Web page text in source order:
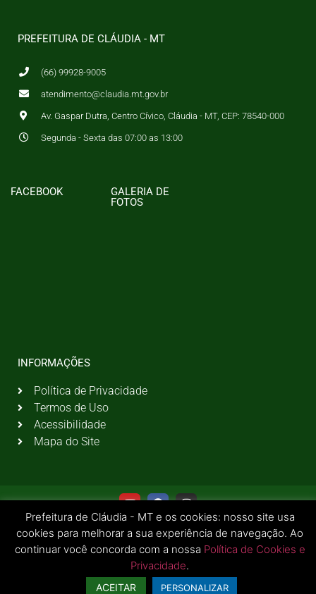
PREFEITURA DE CLÁUDIA - MT
(66) 99928-9005
atendimento@claudia.mt.gov.br
Av. Gaspar Dutra, Centro Cívico, Cláudia - MT, CEP: 78540-000
Segunda - Sexta das 07:00 as 13:00
FACEBOOK
GALERIA DE
FOTOS
INFORMAÇÕES
Política de Privacidade
Termos de Uso
Acessibilidade
Mapa do Site
© 2026 Todos os Direitos Reservados | Prefeitura Municipal de Cláudia - MT
Prefeitura de Cláudia - MT e os cookies: nosso site usa
cookies para melhorar a sua experiência de navegação. Ao
continuar você concorda com a nossa Política de Cookies e
Privacidade.
ACEITAR PERSONALIZAR